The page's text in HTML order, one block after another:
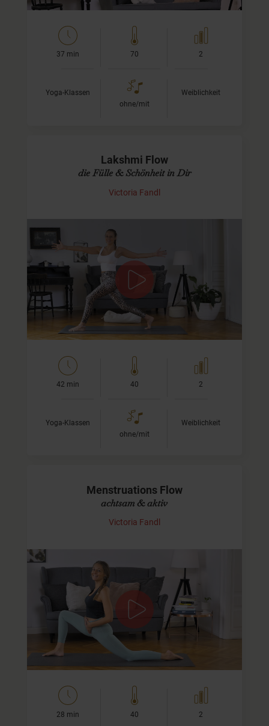
37 min 70 2
Yoga-Klassen
ohne/mit
Weiblichkeit
Lakshmi Flow
die Fülle & Schönheit in Dir
Victoria Fandl
Mit den Qualitäten von Lakshmi verbinden
Diese Art von Yogapraxis hilft Dir, Dich mit den Facetten
von Lakshmi, der Göttin der Fülle und Schönheit, zu
verbinden.
Ich lade Dich ein, Deine inneren…
42 min 40 2
Yoga-Klassen
ohne/mit
Weiblichkeit
Menstruations Flow
achtsam & aktiv
Victoria Fandl
Bewegung zum Ende der Periode
Dieser Flow ist ist für den Übergang aus Deiner
Menstruation hinaus. Wir konzentrieren uns auf den
Raum der Gebärmutter und bewegen uns langsam und
Die Phase…
28 min 40 2